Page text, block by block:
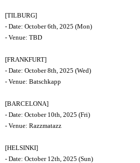
[TILBURG]
- Date: October 6th, 2025 (Mon)
- Venue: TBD
[FRANKFURT]
- Date: October 8th, 2025 (Wed)
- Venue: Batschkapp
[BARCELONA]
- Date: October 10th, 2025 (Fri)
- Venue: Razzmatazz
[HELSINKI]
- Date: October 12th, 2025 (Sun)